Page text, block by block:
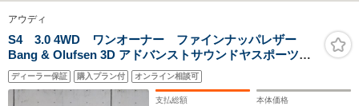
アウディ
S4 3.0 4WD ワンオーナー ファインナッパレザー
Bang & Olufsen 3D アドバンストサウンドヤスポーツデ
ィファレンシャル サンルーフ TVチューナー ダイナミ
ックステアリング コンフォートパッケージ
ディーラー保証 購入プラン付 オンライン相談可
支払総額 本体価格